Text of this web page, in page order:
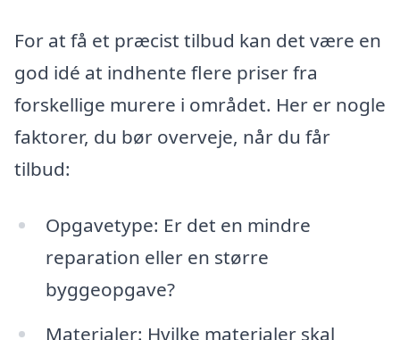
For at få et præcist tilbud kan det være en
god idé at indhente flere priser fra
forskellige murere i området. Her er nogle
faktorer, du bør overveje, når du får
tilbud:
Opgavetype: Er det en mindre
reparation eller en større
byggeopgave?
Materialer: Hvilke materialer skal